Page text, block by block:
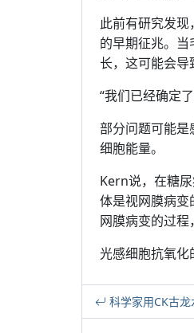
此前有研究发
的早期征兆。
长，这可能会导
“我们已经确定
部分问题可能
细胞能量。
Kern说，在糖
体是视网膜病
网膜病变的过程
光感细胞抗氧化
科学家用CK古